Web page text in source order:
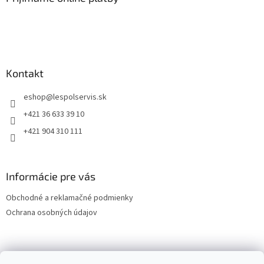
Kontakt
eshop@lespolservis.sk
+421 36 633 39 10
+421 904 310 111
Informácie pre vás
Obchodné a reklamačné podmienky
Ochrana osobných údajov